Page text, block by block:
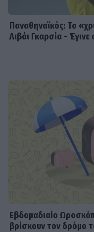
Παναθηναϊκός: Το
Λιβάι Γκαρσία -
Εβδομαδιαίo
βρίσκουν τον δρόμο